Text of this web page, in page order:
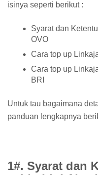
isinya seperti berikut :
Syarat dan
OVO
Cara top up
Cara top up
BRI
Untuk tau bagaimana
panduan lengkapnya
1#. Syarat dan